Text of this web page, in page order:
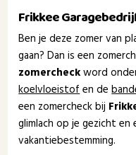
Frikkee
Ben je deze zomer van
gaan? Dan is een
zomercheckword
koelvloeistofen de
een zomercheck bij
glimlach op je gezicht
vakantiebestemming.